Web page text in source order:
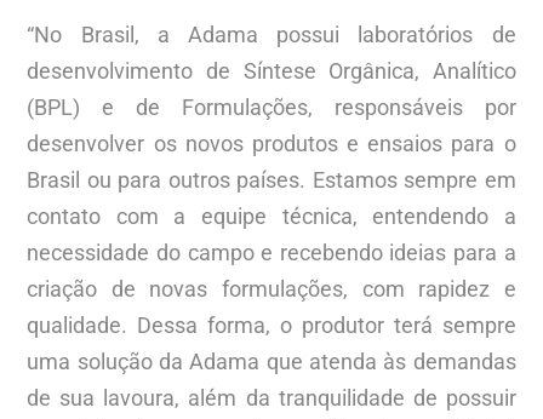
“No Brasil, a Adama possui laboratórios de
desenvolvimento de Síntese Orgânica, Analítico
(BPL) e de Formulações, responsáveis por
desenvolver os novos produtos e ensaios para o
Brasil ou para outros países. Estamos sempre em
contato com a equipe técnica, entendendo a
necessidade do campo e recebendo ideias para a
criação de novas formulações, com rapidez e
qualidade. Dessa forma, o produtor terá sempre
uma solução da Adama que atenda às demandas
de sua lavoura, além da tranquilidade de possuir